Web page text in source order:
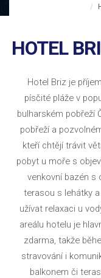
HOTEL
Hotel Briz je
písčité pláže v
bulharském pobřeží
pobřeží a
kteří chtějí trávit
pobyt u moře s
venkovní bazén s
terasou s lehátky
užívat relaxaci u
areálu hotelu je
zdarma, takže
stravování i
balkonem či